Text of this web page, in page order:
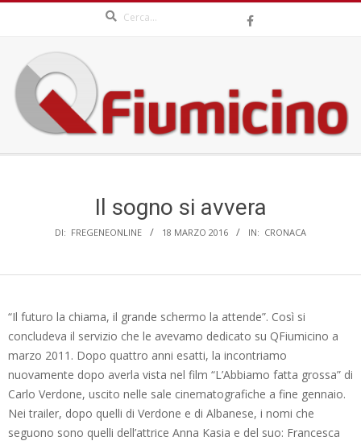
content
QFIUMICINO.COM
Il sogno si avvera
DI: FREGENEONLINE 18 MARZO 2016 IN: CRONACA
“Il futuro la chiama, il grande schermo la attende”. Così si
concludeva il servizio che le avevamo dedicato su QFiumicino a
marzo 2011. Dopo quattro anni esatti, la incontriamo
nuovamente dopo averla vista nel film “L’Abbiamo fatta grossa” di
Carlo Verdone, uscito nelle sale cinematografiche a fine gennaio.
Nei trailer, dopo quelli di Verdone e di Albanese, i nomi che
seguono sono quelli dell’attrice Anna Kasia e del suo: Francesca